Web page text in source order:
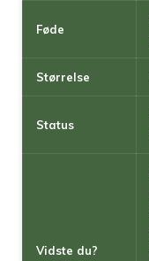
Føde
Størrelse
Status
Vidste du?